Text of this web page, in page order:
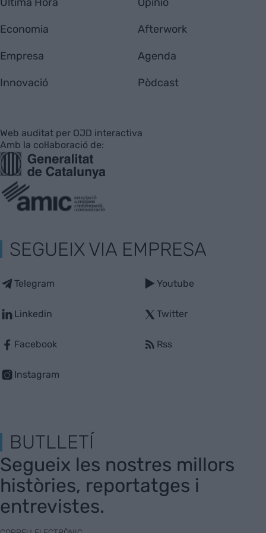
Economia
Empresa
Innovació
Afterwork
Agenda
Pòdcast
Web auditat per OJD interactiva
Amb la col·laboració de:
SEGUEIX VIA EMPRESA
Telegram
Linkedin
Facebook
Instagram
Youtube
Twitter
Rss
BUTLLETÍ
Segueix les nostres millors
històries, reportatges i
entrevistes.